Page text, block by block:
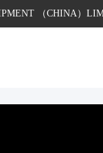
（CHINA）